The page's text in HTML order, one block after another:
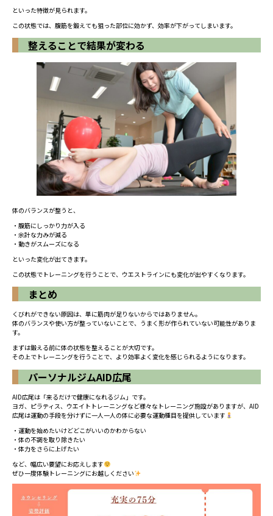
といった特徴が見られます。
この状態では、腹筋を鍛えても狙った部位に効かず、効率が下がってしまいます。
整えることで結果が変わる
体のバランスが整うと、
・腹筋にしっかり力が入る
・余計な力みが減る
・動きがスムーズになる
といった変化が出てきます。
この状態でトレーニングを行うことで、ウエストラインにも変化が出やすくなります。
まとめ
くびれができない原因は、単に筋肉が足りないからではありません。
体のバランスや使い方が整っていないことで、うまく形が作られていない可能性がありま
す。
まずは鍛える前に体の状態を整えることが大切です。
その上でトレーニングを行うことで、より効率よく変化を感じられるようになります。
パーソナルジムAID広尾
AID広尾は「来るだけで健康になれるジム」です。
ヨガ、ピラティス、ウエイトトレーニングなど様々なトレーニング施設がありますが、AID
広尾は運動の手段を分けずに一人一人の体に必要な運動種目を提供しています
・運動を始めたいけどどこがいいのかわからない
・体の不調を取り除きたい
・体力をさらに上げたい
など、幅広い要望にお応えします
ぜひ一度体験トレーニングにお越しください